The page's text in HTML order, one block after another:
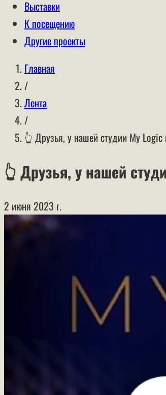
Выставки
К посещению
Другие проекты
Главная
/
Лента
/
👆 Друзья, у нашей студии My
👆 Друзья, у нашей
2 июня 2023 г.